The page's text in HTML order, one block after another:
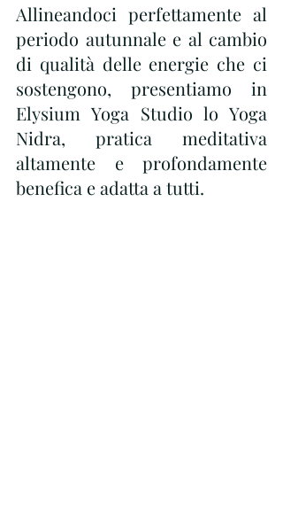
Allineandoci perfettamente al
periodo autunnale e al cambio
di qualità delle energie che ci
sostengono, presentiamo in
Elysium Yoga Studio lo Yoga
Nidra, pratica meditativa
altamente e profondamente
benefica e adatta a tutti.